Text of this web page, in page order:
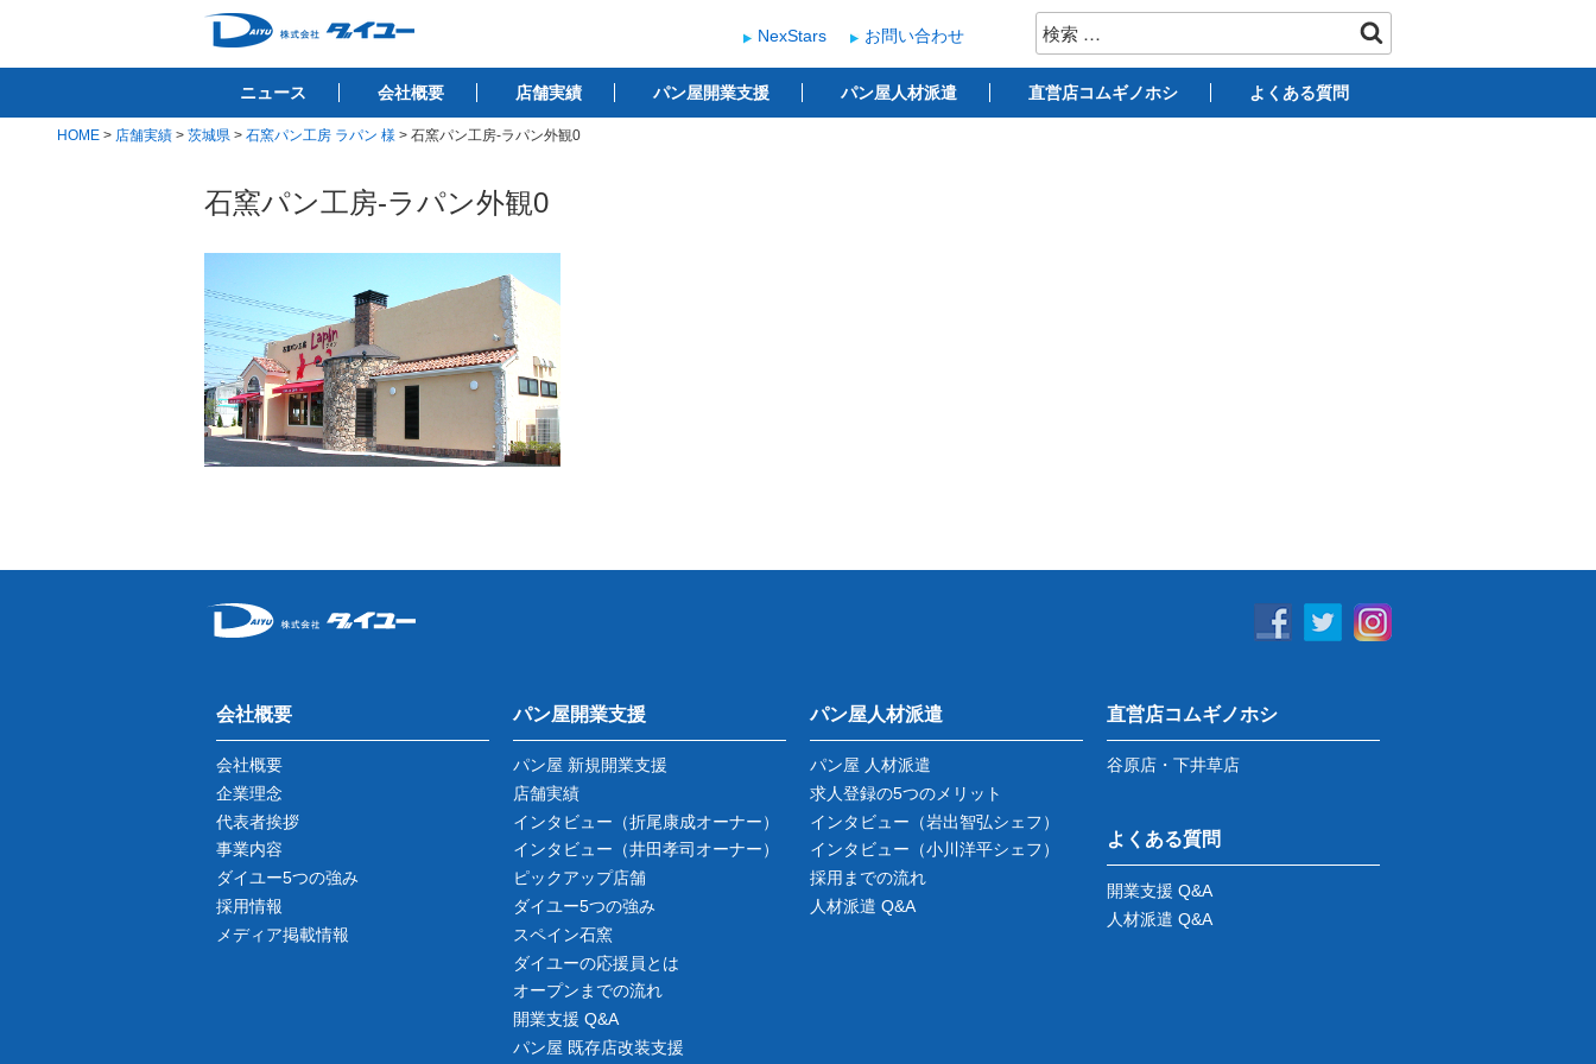
テ
株式会社ダイユー
1200件以上の開業サポート実績！！ ベーカリー開業支援
検
索:
NexStars お問い合わせ
ニュース 会社概要 店舗実績 パン屋開業支援 パン屋人材派遣 直営店コムギノホシ よくある質問
HOME > 店舗実績 > 茨城県 > 石窯パン工房 ラパン 様 > 石窯パン工房-ラパン外観0
石窯パン工房-ラパン外観0
会社概要
会社概要
企業理念
代表者挨拶
事業内容
ダイユー5つの強み
採用情報
メディア掲載情報
パン屋開業支援
パン屋 新規開業支援
店舗実績
インタビュー （折尾康成オーナー）
インタビュー （井田孝司オーナー）
ピックアップ店舗
ダイユー5つの強み
スペイン石窯
ダイユーの応援員とは
オープンまでの流れ
開業支援 Q&A
パン屋 既存店改装支援
パン屋人材派遣
パン屋 人材派遣
求人登録の5つのメリット
インタビュー （岩出智弘シェフ）
インタビュー （小川洋平シェフ）
採用までの流れ
人材派遣 Q&A
直営店コムギノホシ
谷原店・下井草店
よくある質問
開業支援 Q&A
人材派遣 Q&A